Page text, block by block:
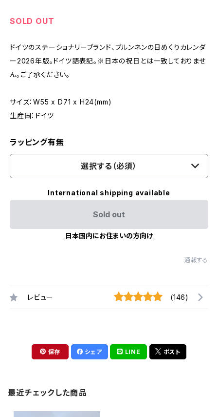
SOLD OUT
ドイツのステーショナリーブランド、ブルンネンの日めくりカレンダ
ー2026年版。ドイツ語表記。※日本の祝日とは一致しておりませ
ん。ご了承ください。
サイズ：W55 x D71 x H24(mm)
生産国：ドイツ
ラッピング有無
選択する（必須）
International shipping available
Sold out
日本国内にお住まいの方向け
通報する
レビュー (146)
保存 シェア LINE ポスト
最近チェックした商品